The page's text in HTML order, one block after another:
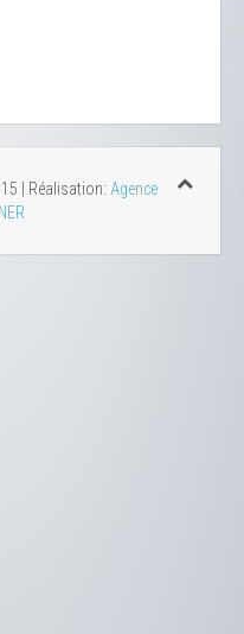
| Réalisation: Agence